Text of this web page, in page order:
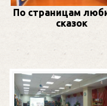
По страницам
сказок